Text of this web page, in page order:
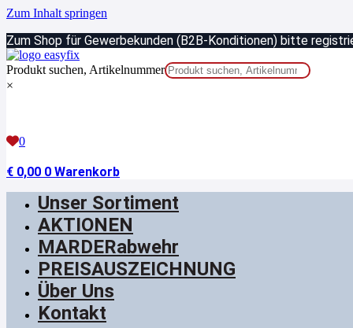
Zum Inhalt springen
Zum Shop für Gewerbekunden (B2B-Konditionen) bitte
Produkt suchen, Artikelnummer
×
0
€ 0,00 0 Warenkorb
Unser Sortiment
AKTIONEN
MARDERabwehr
PREISAUSZEICHNUNG
Über Uns
Kontakt